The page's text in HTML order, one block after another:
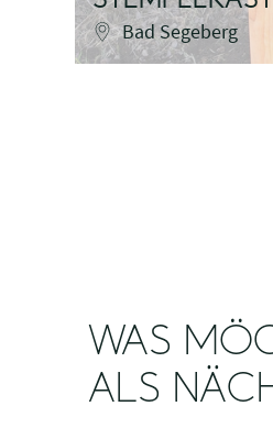
Bad Segeberg
WAS
ALS